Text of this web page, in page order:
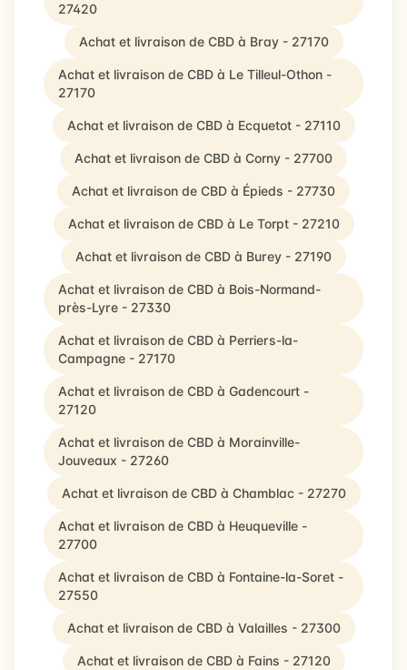
27420
Achat et livraison de CBD à Bray - 27170
Achat et livraison de CBD à Le Tilleul-Othon -
27170
Achat et livraison de CBD à Ecquetot - 27110
Achat et livraison de CBD à Corny - 27700
Achat et livraison de CBD à Épieds - 27730
Achat et livraison de CBD à Le Torpt - 27210
Achat et livraison de CBD à Burey - 27190
Achat et livraison de CBD à Bois-Normand-
près-Lyre - 27330
Achat et livraison de CBD à Perriers-la-
Campagne - 27170
Achat et livraison de CBD à Gadencourt -
27120
Achat et livraison de CBD à Morainville-
Jouveaux - 27260
Achat et livraison de CBD à Chamblac - 27270
Achat et livraison de CBD à Heuqueville -
27700
Achat et livraison de CBD à Fontaine-la-Soret -
27550
Achat et livraison de CBD à Valailles - 27300
Achat et livraison de CBD à Fains - 27120